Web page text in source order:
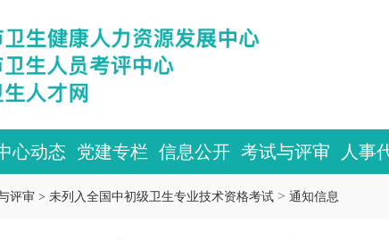
心动态 党建专栏 信息公开 考试与评审 人事
评审 > 未列入全国中初级卫生专业技术资格考试> 通知信息